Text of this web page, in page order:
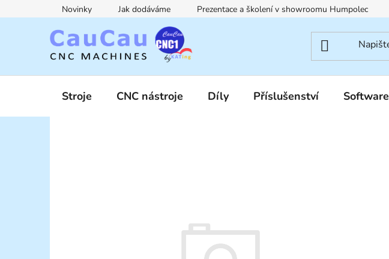
na
Novinky Jak dodáváme Prezentace a školení v showroomu Humpolec
Stroje CNC nástroje Díly Příslušenství Software